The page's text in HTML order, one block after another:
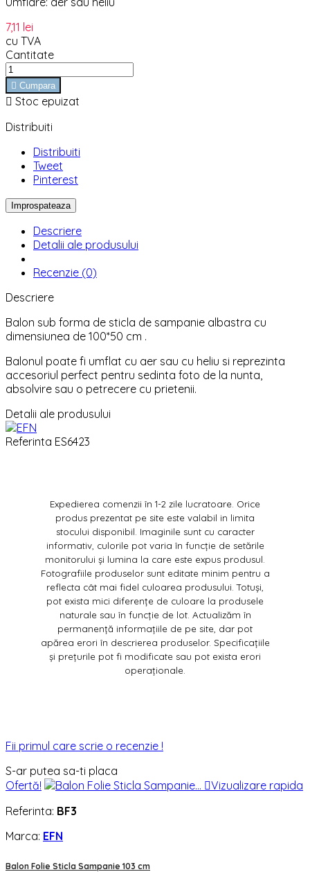
7,11 lei
cu TVA
Cantitate
 Cumpara
 Stoc epuizat
Distribuiti
Distribuiti
Tweet
Pinterest
Descriere
Detalii ale produsului
Recenzie (0)
Descriere
Balon sub forma de sticla de sampanie albastra cu
dimensiunea de 100*50 cm .
Balonul poate fi umflat cu aer sau cu heliu si reprezinta
accesoriul perfect pentru sedinta foto de la nunta,
absolvire sau o petrecere cu prietenii.
Detalii ale produsului
Referinta ES6423
Expedierea comenzii în 1-2 zile lucratoare. Orice
produs prezentat pe site este valabil in limita
stocului disponibil. Imaginile sunt cu caracter
informativ, culorile pot varia în funcție de setările
monitorului și lumina la care este expus produsul.
Fotografiile produselor sunt editate minim pentru a
reflecta cât mai fidel culoarea produsului. Totuși,
pot exista mici diferențe de culoare la produsele
naturale sau în funcție de lot. Actualizăm în
permanență informațiile de pe site, dar pot
apărea erori în descrierea produselor. Specificațiile
și prețurile pot fi modificate sau pot exista erori
operaționale.
Fii primul care scrie o recenzie !
S-ar putea sa-ti placa
Ofertă!
Vizualizare rapida
Referinta: BF3
Marca: EFN
Balon Folie Sticla Sampanie 103 cm